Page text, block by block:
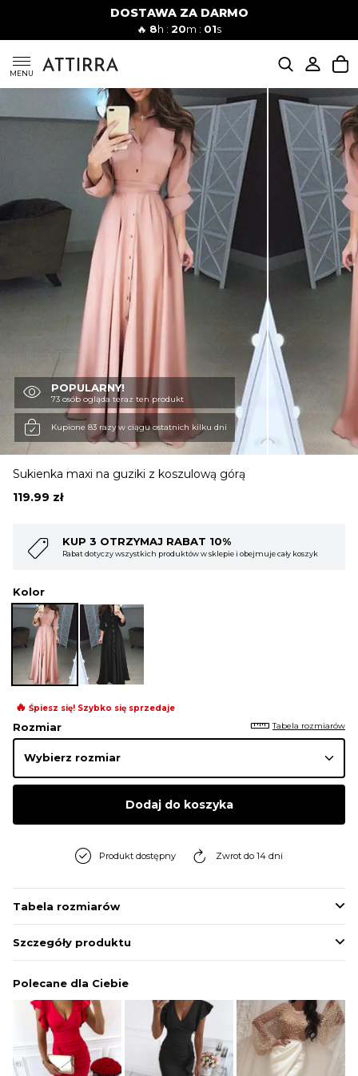
DOSTAWA ZA DARMO
🔥 8h : 20m : 00s
MENU
Mężczyźni
SUKIENKI
KOMPLETY
DÓŁ DAMSKIE
STROJE KĄPIELOWE
OBUWIE
BIELIZNA
SWETRY
OKRYCIA WIERZCHNIE
POPULARNY!
73 osób ogląda teraz ten produkt
Kupione 83 razy w ciągu ostatnich kilku dni
Sukienka maxi na guziki z koszulową górą
119.99 zł
i obejmuje cały koszyk
KUP 4 OTRZYMAJ RABAT 15%
Rabat dotyczy wszystkich produktów w sklepie i
Kolor
🔥 Śpiesz się! Szybko się sprzedaje
Rozmiar Tabela rozmiarów
Dodaj do koszyka
Produkt dostępny Zwrot do 14 dni
Tabela rozmiarów
Szczegóły produktu
Polecane dla Ciebie